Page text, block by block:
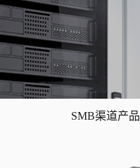
SMB渠道产品